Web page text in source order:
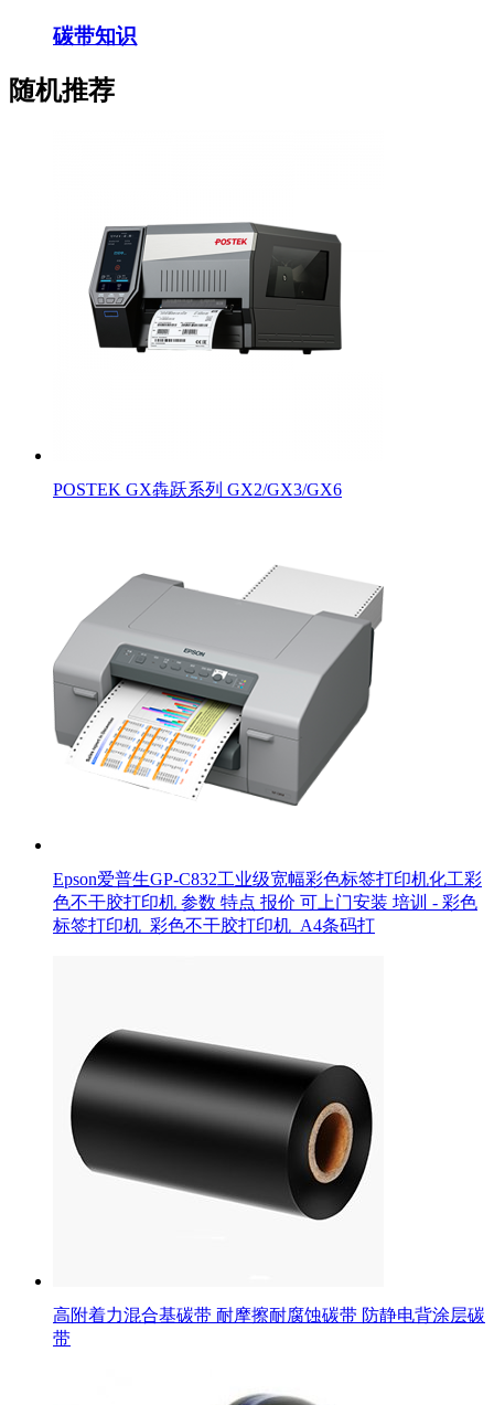
碳带知识
随机推荐
POSTEK GX犇跃系列 GX2/GX3/GX6
Epson爱普生GP-C832工业级宽幅彩色标签打印机化工彩
色不干胶打印机 参数 特点 报价 可上门安装 培训 - 彩色
标签打印机_彩色不干胶打印机_A4条码打
高附着力混合基碳带 耐摩擦耐腐蚀碳带 防静电背涂层碳
带